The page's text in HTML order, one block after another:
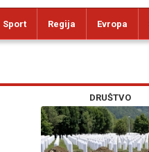
Sport Regija Evropa
DRUŠTVO